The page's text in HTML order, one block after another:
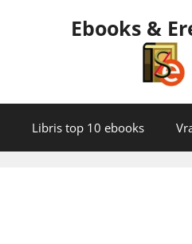
Ebooks &
Libris top 10 ebooks